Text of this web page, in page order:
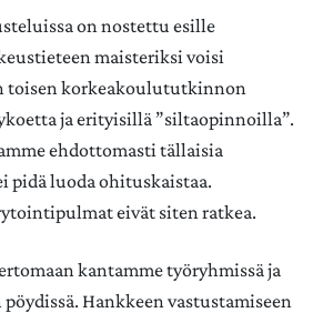
on nostettu esille
maisteriksi voisi
toisen korkeakoulututkinnon
ja erityisillä ”siltaopinnoilla”.
ehdottomasti tällaisia
pidä luoda ohituskaistaa.
eivät siten ratkea.
kantamme työryhmissä ja
Hankkeen vastustamiseen